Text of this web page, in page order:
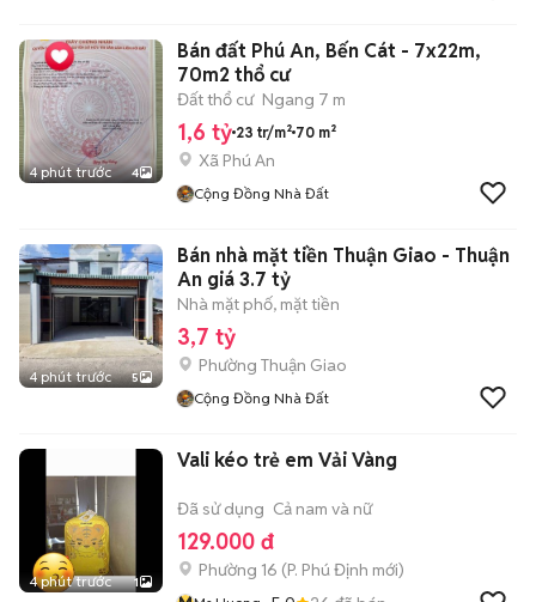
4 phút trước 4
Bán đất Phú An, Bến Cát - 7x22m,
70m2 thổ cư
Đất thổ cư Ngang 7 m
1,6 tỷ 23 tr/m² 70 m²
Xã Phú An
Cộng Đồng Nhà Đất
4 phút trước 5
Bán nhà mặt tiền Thuận Giao - Thuận
An giá 3.7 tỷ
Nhà mặt phố, mặt tiền
3,7 tỷ
Phường Thuận Giao
Cộng Đồng Nhà Đất
4 phút trước 1
Vali kéo trẻ em Vải Vàng
Đã sử dụng Cả nam và nữ
129.000 đ
Phường 16 (P. Phú Định mới)